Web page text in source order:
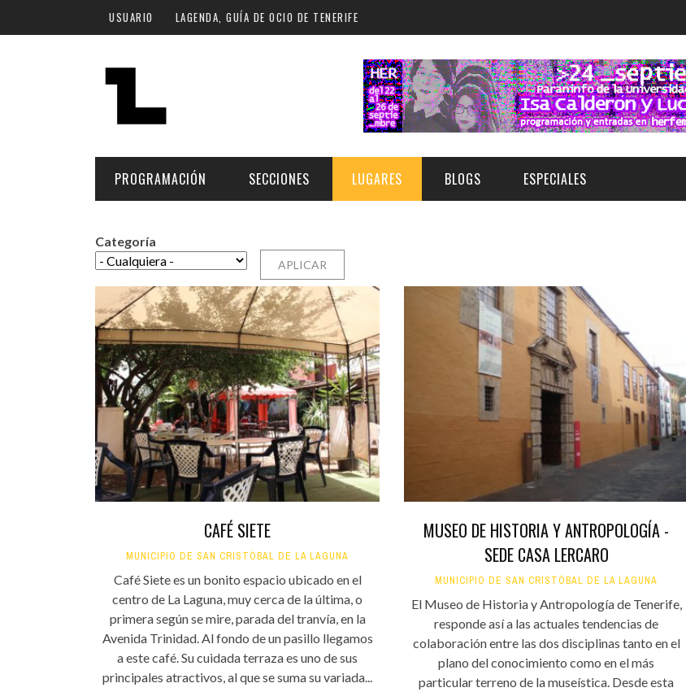
Pasar al contenido principal
USUARIO LAGENDA, GUÍA DE OCIO DE TENERIFE
PROGRAMACIÓN
FECHA
Hoy
Plan Finde
Sur
Santa Cruz | La Laguna
Islas
Cultura
Deporte y Naturaleza
Gastro
Infantil
SECCIONES
MÚSICA
ESCÉNICAS
CULTURA
GASTRONOMÍA
INFANTIL
LUGARES
NOCHE
LOCALES CON ACTUACIONES
COMERCIO
GASTRO
FORMATIVO
BLOGS ESPECIALES
NOCTÁMBULA TENERIFE
TENERIFE PHE FESTIVAL 2026
XXVII VERANO DE CUENTO
Categoría
CAFÉ SIETE
MUNICIPIO DE SAN CRISTÓBAL DE LA LAGUNA
Café Siete es un bonito espacio ubicado en el
centro de La Laguna, muy cerca de la última, o
primera según se mire, parada del tranvía, en la
Avenida Trinidad. Al fondo de un pasillo llegamos
a este café. Su cuidada terraza es uno de sus
principales atractivos, al que se suma su variada...
MUSEO DE HISTORIA Y ANTROPOLOGÍA -
SEDE CASA LERCARO
MUNICIPIO DE SAN CRISTÓBAL DE LA LAGUNA
El Museo de Historia y Antropología de Tenerife,
responde así a las actuales tendencias de
colaboración entre las dos disciplinas tanto en el
plano del conocimiento como en el más
particular terreno de la museística. Desde esta